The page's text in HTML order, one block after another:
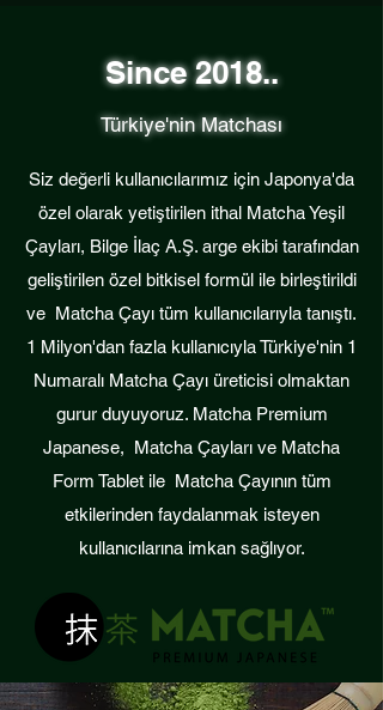
Since 2018..
Türkiye'nin Matchası
Siz değerli kullanıcılarımız için Japonya'da
özel olarak yetiştirilen ithal Matcha Yeşil
Çayları, Bilge İlaç A.Ş. arge ekibi tarafından
geliştirilen özel bitkisel formül ile birleştirildi
ve Matcha Çayı tüm kullanıcılarıyla tanıştı.
1 Milyon'dan fazla kullanıcıyla Türkiye'nin 1
Numaralı Matcha Çayı üreticisi olmaktan
gurur duyuyoruz. Matcha Premium
Japanese, Matcha Çayları ve Matcha
Form Tablet ile Matcha Çayının tüm
etkilerinden faydalanmak isteyen
kullanıcılarına imkan sağlıyor.